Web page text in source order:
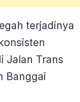
terjadinya
Jalan Trans
Banggai